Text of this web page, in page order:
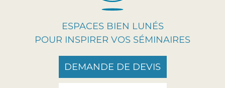
ESPACES BIEN LUNÉS
POUR INSPIRER VOS SÉMINAIRES
DEMANDE DE DEVIS